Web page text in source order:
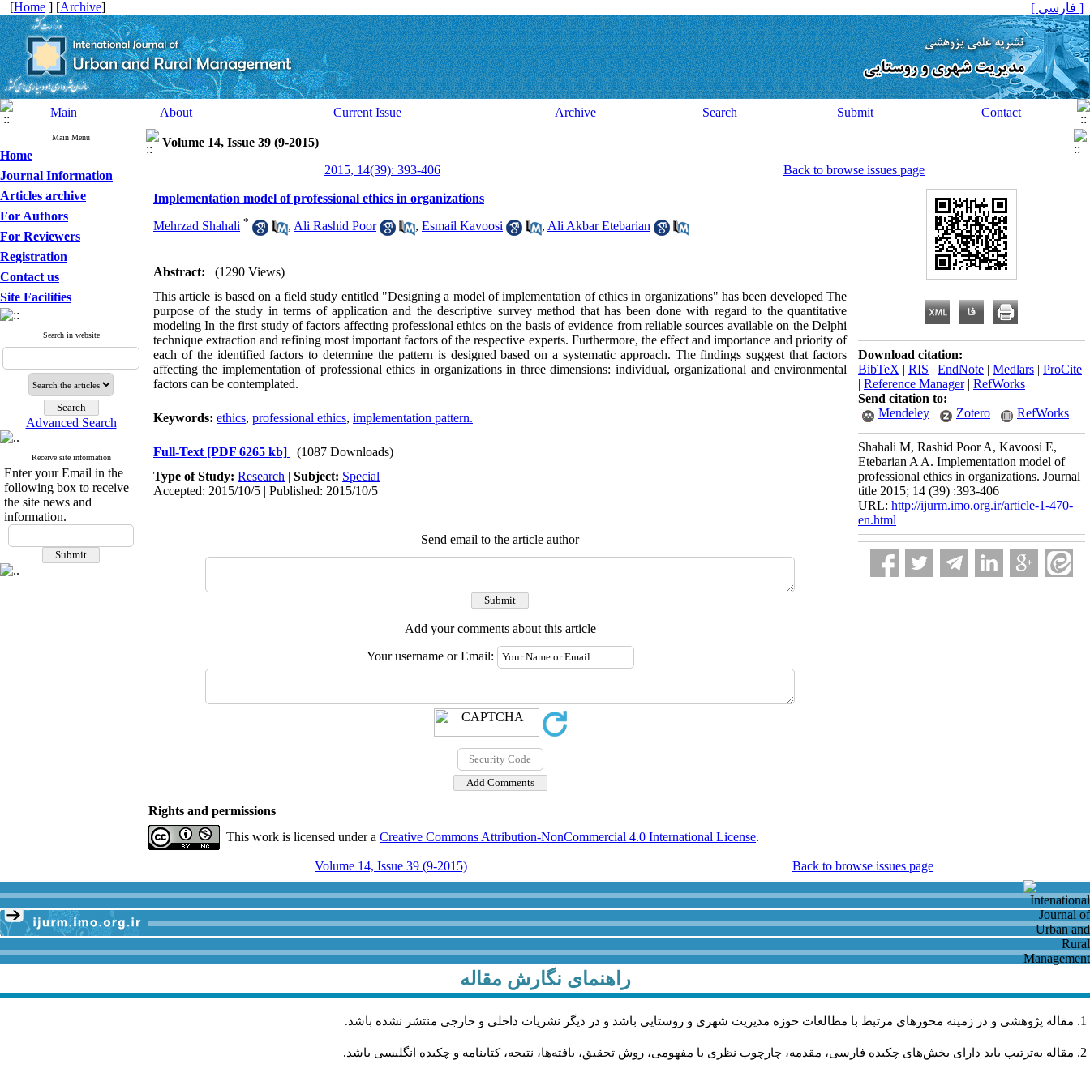
[Home ] [Archive] [ فارسی ]
Main About Current Issue Archive Search Submit Contact
Main Menu
Home
Journal Information
Articles archive
For Authors
For Reviewers
Registration
Contact us
Site Facilities
Search in website
Advanced Search
Receive site information
Enter your Email in the
following box to receive
the site news and
information.
Volume 14, Issue 39 (9-2015)
2015, 14(39): 393-406
Back to browse issues page
Implementation model of professional ethics in organizations
Mehrzad Shahali * , Ali Rashid Poor , Esmail Kavoosi , Ali Akbar Etebarian
Abstract:
(1290 Views)
This article is based on a field study entitled "Designing a model of implementation of ethics in organizations" has been developed The
purpose of the study in terms of application and the descriptive survey method that has been done with regard to the quantitative
modeling In the first study of factors affecting professional ethics on the basis of evidence from reliable sources available on the Delphi
technique extraction and refining most important factors of the respective experts. Furthermore, the effect and importance and priority of
each of the identified factors to determine the pattern is designed based on a systematic approach. The findings suggest that factors
affecting the implementation of professional ethics in organizations in three dimensions: individual, organizational and environmental
factors can be contemplated.
Keywords: ethics, professional ethics, implementation pattern.
Full-Text [PDF 6265 kb]
(1087 Downloads)
Type of Study: Research | Subject: Special
Accepted: 2015/10/5 | Published: 2015/10/5
Send email to the article author
Add your comments about this article
Your username or Email:
Download citation:
BibTeX | RIS | EndNote | Medlars | ProCite
| Reference Manager| RefWorks
Send citation to:
Mendeley
Zotero RefWorks
Shahali M, Rashid Poor A, Kavoosi E,
Etebarian A A. Implementation model of
professional ethics in organizations. Journal
title 2015; 14 (39) :393-406
URL: http://ijurm.imo.org.ir/article-1-470-
en.html
Rights and permissions
This work is licensed under a Creative Commons Attribution-NonCommercial 4.0 International License.
Volume 14, Issue 39 (9-2015) Back to browse issues page
راهنمای نگارش مقاله
مقاله پژوهشی و در زمینه محورهاي مرتبط با مطالعات حوزه مديريت شهري و روستايي باشد و در دیگر نشریات داخلی و خارجی منتشر نشده باشد.
مقاله به‌ترتیب باید دارای بخش‌های چکیده فارسی، مقدمه، چارچوب نظری یا مفهومی، روش تحقیق، یافته‌ها، نتیجه، کتابنامه و چکیده انگلیسی باشد.